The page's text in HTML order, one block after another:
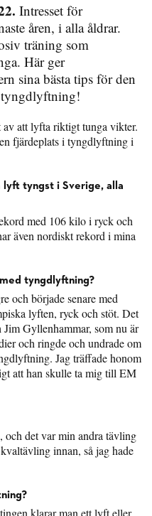
Intresset för
åren, i alla åldrar.
träning som
Här ger
sina bästa tips för den
av att lyfta riktigt tunga vikter.
fjärdeplats i tyngdlyftning i
lyft tyngst i Sverige, alla
med 106 kilo i ryck och
även nordiskt rekord i mina
tyngdlyftning?
och började senare med
lyften, ryck och stöt. Det
Gyllenhammar, som nu är
och ringde och undrade om
Jag träffade honom
att han skulle ta mig till EM
det var min andra tävling
innan, så jag hade
klarar man ett lyft eller